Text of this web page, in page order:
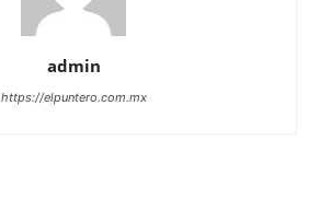
admin
https://elpuntero.com.mx